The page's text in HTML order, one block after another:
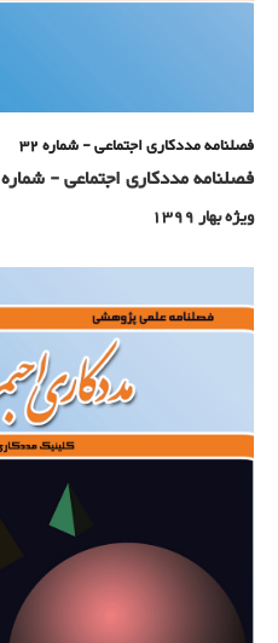
فصلنامه مددکاری اجتماعی - شماره 32
فصلنامه مددکاری اجتماعی - شماره 32
ویژه بهار 1399